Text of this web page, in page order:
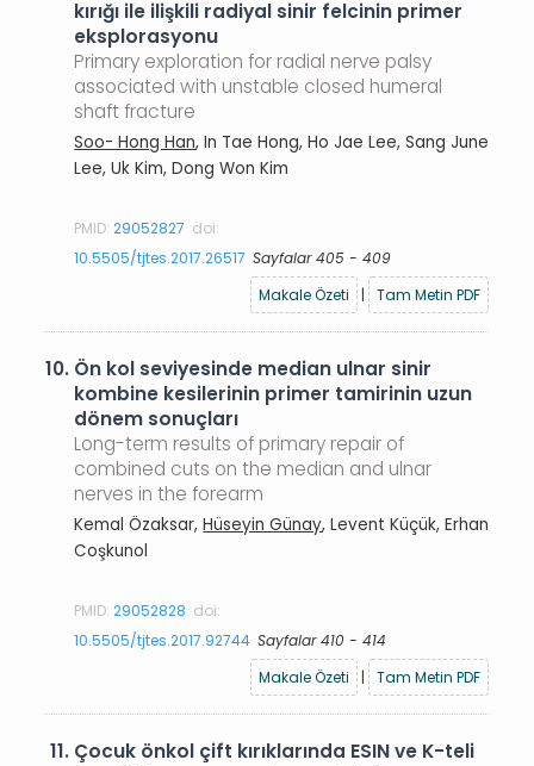
kırığı ile ilişkili radiyal sinir felcinin primer
eksplorasyonu
Primary exploration for radial nerve palsy
associated with unstable closed humeral
shaft fracture
Soo- Hong Han, In Tae Hong, Ho Jae Lee, Sang June
Lee, Uk Kim, Dong Won Kim
PMID:29052827 doi:
10.5505/tjtes.2017.26517 Sayfalar 405 - 409
Makale Özeti
| Tam Metin PDF
10. Ön kol seviyesinde median ulnar sinir
kombine kesilerinin primer tamirinin uzun
dönem sonuçları
Long-term results of primary repair of
combined cuts on the median and ulnar
nerves in the forearm
Kemal Özaksar,Hüseyin Günay, Levent Küçük, Erhan
Coşkunol
PMID:29052828 doi:
10.5505/tjtes.2017.92744 Sayfalar 410 - 414
Makale Özeti
| Tam Metin PDF
11. Çocuk önkol çift kırıklarında ESIN ve K-teli